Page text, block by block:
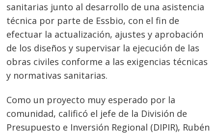
sanitarias junto al desarrollo de una asistencia
técnica por parte de Essbio, con el fin de
efectuar la actualización, ajustes y aprobación
de los diseños y supervisar la ejecución de las
obras civiles conforme a las exigencias técnicas
y normativas sanitarias.
Como un proyecto muy esperado por la
comunidad, calificó el jefe de la División de
Presupuesto e Inversión Regional (DIPIR), Rubén